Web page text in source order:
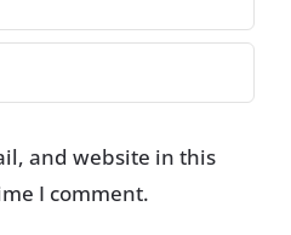
and website in this
I comment.